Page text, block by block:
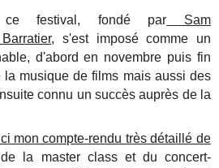
festival, fondé par Sam
, s'est imposé comme un
d'abord en novembre puis fin
la musique de films mais aussi des
connu un succès auprès de la
mon compte-rendu très détaillé de
la master class et du concert-